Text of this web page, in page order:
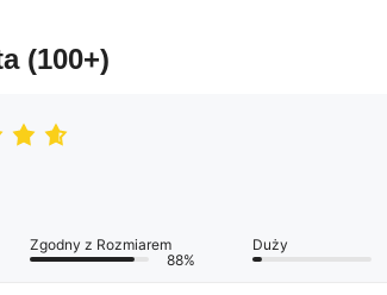
(100+)
Zgodny z Rozmiarem
88%
Duży